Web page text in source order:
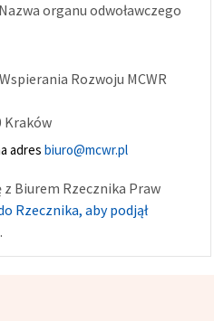
organu odwoławczego
Rozwoju MCWR
Kraków
adres biuro@mcwr.pl
Biurem Rzecznika Praw
Rzecznika, aby podjął
.